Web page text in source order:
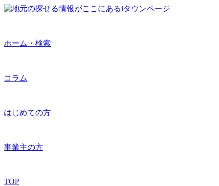
ホーム・検索
コラム
はじめての方
事業主の方
TOP